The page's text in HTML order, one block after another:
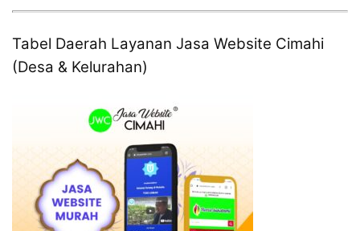
Tabel Daerah Layanan Jasa Website Cimahi
(Desa & Kelurahan)